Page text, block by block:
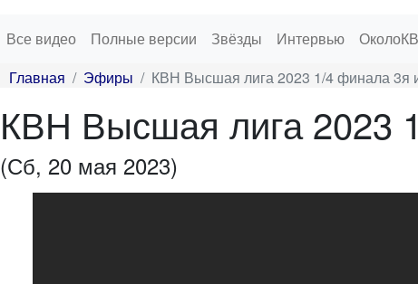
Все видео Полные версии Звёзды Интервью
Главная Эфиры КВН Высшая лига 2023 1/4 финала 3я
КВН Высшая лига 2023
(Сб, 20 мая 2023)